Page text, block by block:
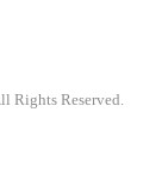
Rights Reserved.